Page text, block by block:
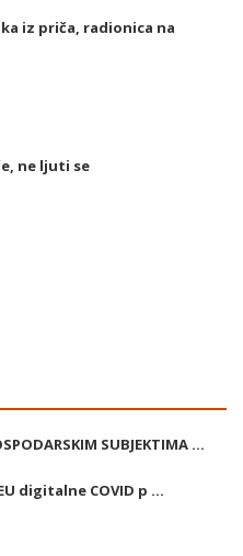
iz priča, radionica na
ne ljuti se
SUBJEKTIMA ...
digitalne COVID p ...